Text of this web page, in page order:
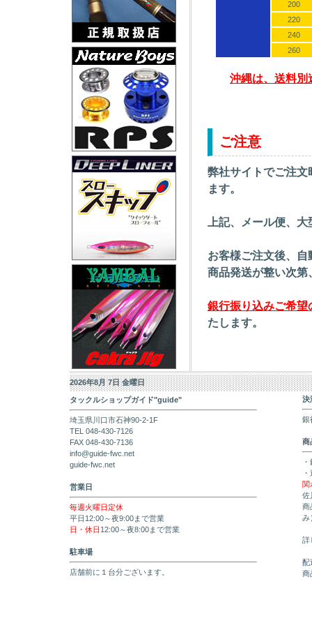
200
220
240
260
沖縄は、送料別
ご注意
弊社サイトでご注
ます。
上記、メール便、
お客様ご注文後、
商品発送が整い次第
銀行振り込みご希
たします。
2026年8月 7日 金曜日
タックルショップガイド"guide"
埼玉県川口市石神90-2-1F
TEL 048-430-7126
FAX 048-430-7136
info@guide-fwc.net
guide-fwc.net
営業日
毎週火曜日定休
平日12:00～夜9:00まで営業
日・休日 12:00～夜8:00まで営業
駐車場
店舗前に１台分ございます。
決
銀
商
関
佐
商
み
詳
配
商